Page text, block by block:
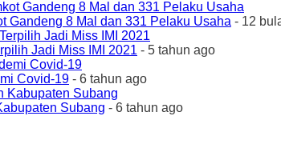
Gandeng 8 Mal dan 331 Pelaku Usaha - 12
Jadi Miss IMI 2021 - 5 tahun ago
Covid-19 - 6 tahun ago
Subang - 6 tahun ago